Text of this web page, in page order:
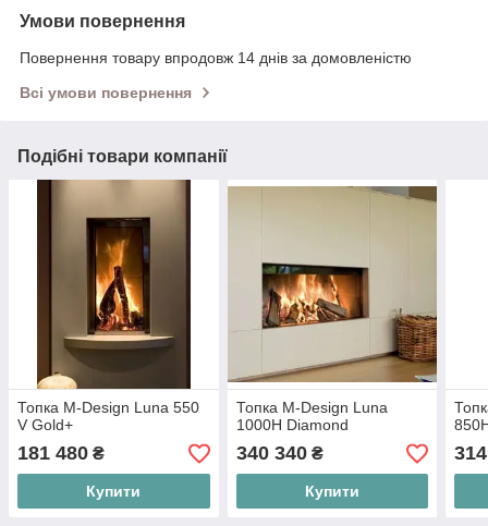
Умови повернення
Повернення товару впродовж 14 днів за домовленістю
Всі умови повернення
Подібні товари компанії
Топка M-Design Luna 550
V Gold+
181 480 ₴
Купити
Топка M-Design Luna
1000H Diamond
340 340₴
Купити